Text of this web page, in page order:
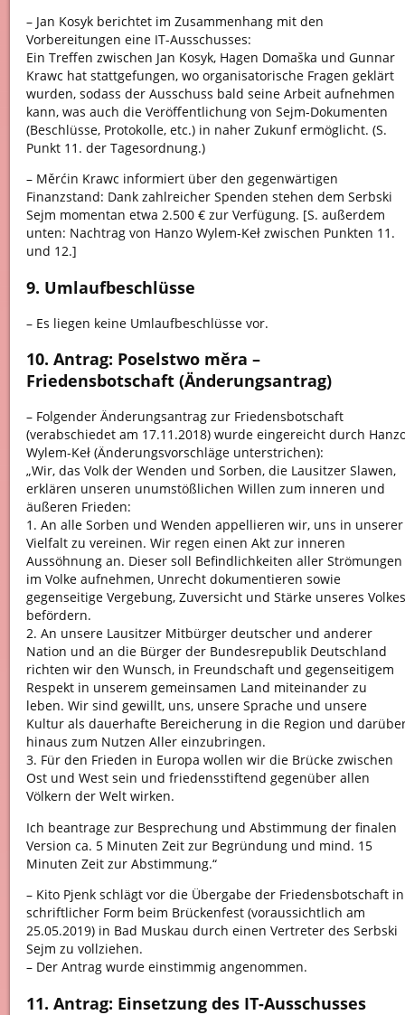
– Jan Kosyk berichtet im Zusammenhang mit den
Vorbereitungen eine IT-Ausschusses:
Ein Treffen zwischen Jan Kosyk, Hagen Domaška und Gunnar
Krawc hat stattgefungen, wo organisatorische Fragen geklärt
wurden, sodass der Ausschuss bald seine Arbeit aufnehmen
kann, was auch die Veröffentlichung von Sejm-Dokumenten
(Beschlüsse, Protokolle, etc.) in naher Zukunf ermöglicht. (S.
Punkt 11. der Tagesordnung.)
– Měrćin Krawc informiert über den gegenwärtigen
Finanzstand: Dank zahlreicher Spenden stehen dem Serbski
Sejm momentan etwa 2.500 € zur Verfügung. [S. außerdem
unten: Nachtrag von Hanzo Wylem-Keł zwischen Punkten 11.
und 12.]
9. Umlaufbeschlüsse
– Es liegen keine Umlaufbeschlüsse vor.
10. Antrag: Poselstwo měra –
Friedensbotschaft (Änderungsantrag)
– Folgender Änderungsantrag zur Friedensbotschaft
(verabschiedet am 17.11.2018) wurde eingereicht durch
Wylem-Keł (Änderungsvorschläge unterstrichen):
„Wir, das Volk der Wenden und Sorben, die Lausitzer Slawen,
erklären unseren unumstößlichen Willen zum inneren und
äußeren Frieden:
1. An alle Sorben und Wenden appellieren wir, uns in unserer
Vielfalt zu vereinen. Wir regen einen Akt zur inneren
Aussöhnung an. Dieser soll Befindlichkeiten aller Strömungen
im Volke aufnehmen, Unrecht dokumentieren sowie
gegenseitige Vergebung, Zuversicht und Stärke unseres Volkes
befördern.
2. An unsere Lausitzer Mitbürger deutscher und anderer
Nation und an die Bürger der Bundesrepublik Deutschland
richten wir den Wunsch, in Freundschaft und gegenseitigem
Respekt in unserem gemeinsamen Land miteinander zu
leben. Wir sind gewillt, uns, unsere Sprache und unsere
Kultur als dauerhafte Bereicherung in die Region und
hinaus zum Nutzen Aller einzubringen.
3. Für den Frieden in Europa wollen wir die Brücke zwischen
Ost und West sein und friedensstiftend gegenüber allen
Völkern der Welt wirken.
Ich beantrage zur Besprechung und Abstimmung der finalen
Version ca. 5 Minuten Zeit zur Begründung und mind. 15
Minuten Zeit zur Abstimmung.“
– Kito Pjenk schlägt vor die Übergabe der Friedensbotschaft in
schriftlicher Form beim Brückenfest (voraussichtlich am
25.05.2019) in Bad Muskau durch einen Vertreter des Serbski
Sejm zu vollziehen.
– Der Antrag wurde einstimmig angenommen.
11. Antrag: Einsetzung des IT-Ausschusses